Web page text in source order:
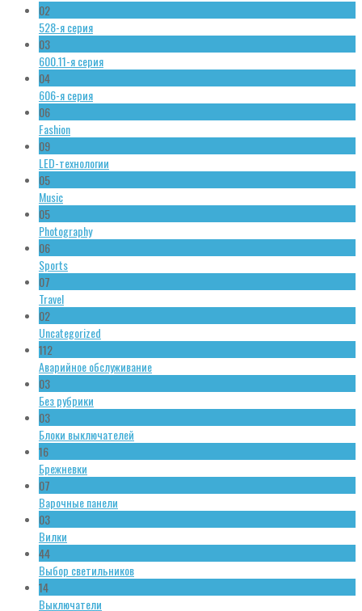
02
528-я серия
03
600.11-я серия
04
606-я серия
06
Fashion
09
LED-технологии
05
Music
05
Photography
06
Sports
07
Travel
02
Uncategorized
112
Аварийное обслуживание
03
Без рубрики
03
Блоки выключателей
16
Брежневки
07
Варочные панели
03
Вилки
44
Выбор светильников
14
Выключатели